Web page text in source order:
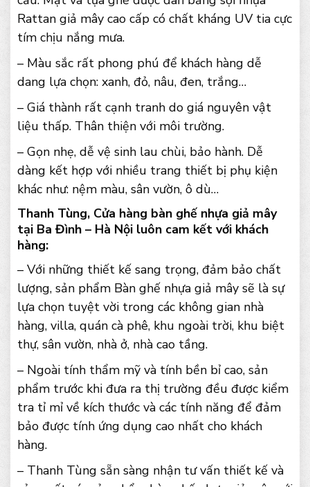
Rattan giả mây cao cấp có chất kháng UV tia cực
tím chịu nắng mưa.
– Màu sắc rất phong phú để khách hàng dễ
dang lựa chọn: xanh, đỏ, nâu, đen, trắng…
– Giá thành rất cạnh tranh do giá nguyên vật
liệu thấp. Thân thiện với môi trường.
– Gọn nhẹ, dễ vệ sinh lau chùi, bảo hành. Dễ
dàng kết hợp với nhiều trang thiết bị phụ kiện
khác như: nệm màu, sân vườn, ô dù…
Thanh Tùng, Cửa hàng bàn ghế nhựa giả mây
tại Ba Đình – Hà Nội luôn cam kết với khách
hàng:
– Với những thiết kế sang trọng, đảm bảo chất
lượng, sản phẩm Bàn ghế nhựa giả mây sẽ là sự
lựa chọn tuyệt vời trong các không gian nhà
hàng, villa, quán cà phê, khu ngoài trời, khu biệt
thự, sân vườn, nhà ở, nhà cao tầng.
– Ngoài tính thẩm mỹ và tính bền bỉ cao, sản
phẩm trước khi đưa ra thị trường đều được kiểm
tra tỉ mỉ về kích thước và các tính năng để đảm
bảo được tính ứng dụng cao nhất cho khách
hàng.
– Thanh Tùng sẵn sàng nhận tư vấn thiết kế và